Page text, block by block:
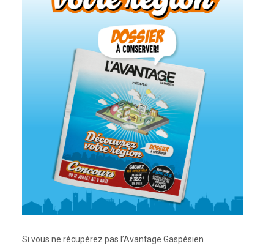
Si vous ne récupérez pas l’Avantage Gaspésien